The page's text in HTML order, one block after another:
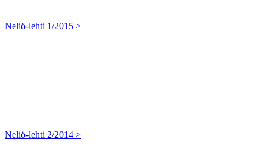
Neliö-lehti 1/2015 >
Neliö-lehti 2/2014 >